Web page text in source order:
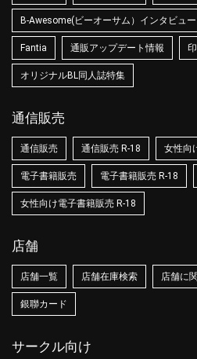
B-Awesome(ビーオーサム）インタビュー
Fantia 通販アップデート情報
オリジナルBL同人誌特集
通信販売
通信販売 通信販売 R-18 女性向
電子書籍販売 電子書籍販売 R-18
女性向け電子書籍販売 R-18
店舗
店舗一覧 店舗在庫検索 店舗に
銀聯カード
サークル向け